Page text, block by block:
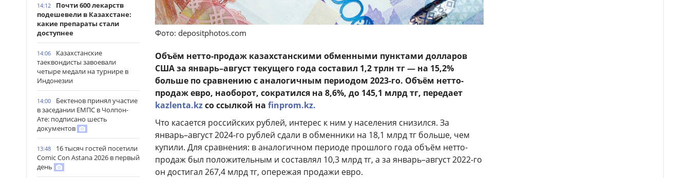
14:12
Почти 600 лекарств
подешевели в Казахстане:
какие препараты стали
доступнее
14:06
Казахстанские
таеквондисты завоевали
четыре медали на турнире в
Индонезии
14:00
Бектенов принял участие
в заседании ЕМПС в Чолпон-
Ате: подписано шесть
документов
13:48
16 тысяч гостей посетили
Comic Con Astana 2026 в первый
день
Фото: depositphotos.com
Объём нетто-продаж казахстанскими обменными пунктами долларов
США за январь–август текущего года составил 1,2 трлн тг — на 15,2%
больше по сравнению с аналогичным периодом 2023-го. Объём нетто-
продаж евро, наоборот, сократился на 8,6%, до 145,1 млрд тг, передает
kazlenta.kzсо ссылкой на finprom.kz.
Что касается российских рублей, интерес к ним у населения снизился. За
январь–август 2024-го рублей сдали в обменники на 18,1 млрд тг больше, чем
купили. Для сравнения: в аналогичном периоде прошлого года объём нетто-
продаж был положительным и составлял 10,3 млрд тг, а за январь–август 2022-го
он достигал 267,4 млрд тг, опережая продажи евро.